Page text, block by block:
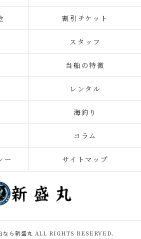
割引チケット
スタッフ
当船の特徴
レンタル
海釣り
コラム
ー サイトマップ
なら新盛丸 ALL RIGHTS RESERVED.